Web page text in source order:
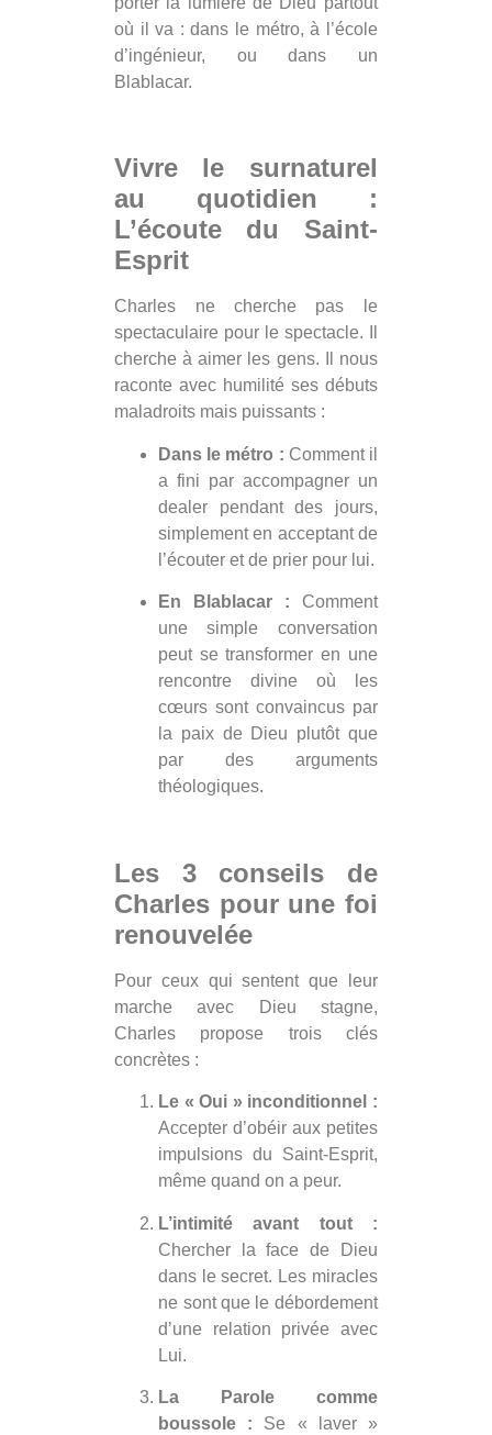
où il va : dans le métro, à l’école
d’ingénieur, ou dans un
Blablacar.
Vivre le surnaturel
au quotidien :
L’écoute du Saint-
Esprit
Charles ne cherche pas le
spectaculaire pour le spectacle. Il
cherche à aimer les gens. Il nous
raconte avec humilité ses débuts
maladroits mais puissants :
Dans le métro : Comment il
a fini par accompagner un
dealer pendant des jours,
simplement en acceptant de
l’écouter et de prier pour lui.
En Blablacar : Comment
une simple conversation
peut se transformer en une
rencontre divine où les
cœurs sont convaincus par
la paix de Dieu plutôt que
par des arguments
théologiques.
Les 3 conseils de
Charles pour une foi
renouvelée
Pour ceux qui sentent que leur
marche avec Dieu stagne,
Charles propose trois clés
concrètes :
Le « Oui » inconditionnel :
Accepter d’obéir aux petites
impulsions du Saint-Esprit,
même quand on a peur.
L’intimité avant tout :
Chercher la face de Dieu
dans le secret. Les miracles
ne sont que le débordement
d’une relation privée avec
Lui.
La Parole comme
boussole : Se « laver »